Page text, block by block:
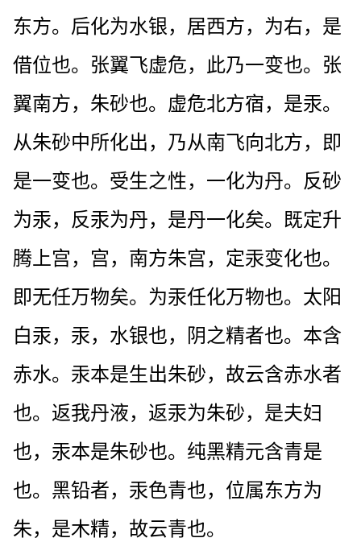
东方。后化为水银，居西方，为右，是
借位也。张翼飞虚危，此乃一变也。张
翼南方，朱砂也。虚危北方宿，是汞。
从朱砂中所化出，乃从南飞向北方，即
是一变也。受生之性，一化为丹。反砂
为汞，反汞为丹，是丹一化矣。既定升
腾上宫，宫，南方朱宫，定汞变化也。
即无任万物矣。为汞任化万物也。太阳
白汞，汞，水银也，阴之精者也。本含
赤水。汞本是生出朱砂，故云含赤水者
也。返我丹液，返汞为朱砂，是夫妇
也，汞本是朱砂也。纯黑精元含青是
也。黑铅者，汞色青也，位属东方为
朱，是木精，故云青也。